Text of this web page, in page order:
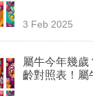
3 Feb 2025
屬牛今年幾
齡對照表！屬